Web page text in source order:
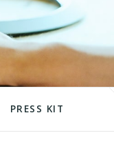
PRESS KIT